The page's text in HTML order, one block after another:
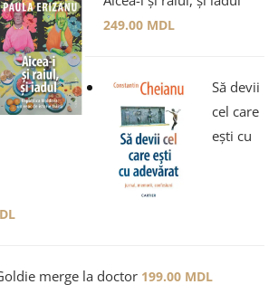
249.00 MDL
Să devii
cel care
ești cu
merge la doctor 199.00 MDL